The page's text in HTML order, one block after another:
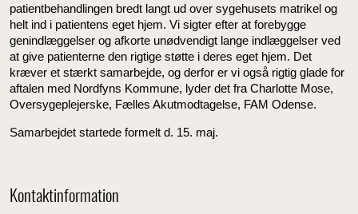
patientbehandlingen bredt langt ud over sygehusets matrikel og
helt ind i patientens eget hjem. Vi sigter efter at forebygge
genindlæggelser og afkorte unødvendigt lange indlæggelser ved
at give patienterne den rigtige støtte i deres eget hjem. Det
kræver et stærkt samarbejde, og derfor er vi også rigtig glade for
aftalen med Nordfyns Kommune, lyder det fra Charlotte Mose,
Oversygeplejerske, Fælles Akutmodtagelse, FAM Odense.
Samarbejdet startede formelt d. 15. maj.
Kontaktinformation